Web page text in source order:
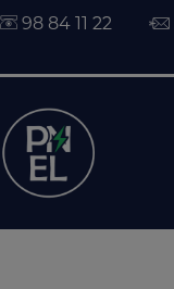
98 84 11 22